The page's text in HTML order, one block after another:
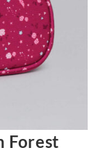
Forest